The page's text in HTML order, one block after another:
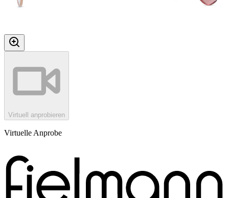
Virtuell anprobieren
Virtuelle Anprobe